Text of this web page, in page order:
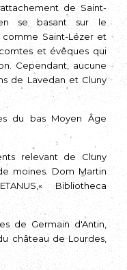
de Saint-
se basant sur le
Saint-Lézer et
et évêques qui
Cependant, aucune
de Lavedan et Cluny
du bas Moyen Âge
relevant de Cluny
moi­nes. Dom Martin
Bibliotheca
de Germain d'Antin,
château de Lourdes,